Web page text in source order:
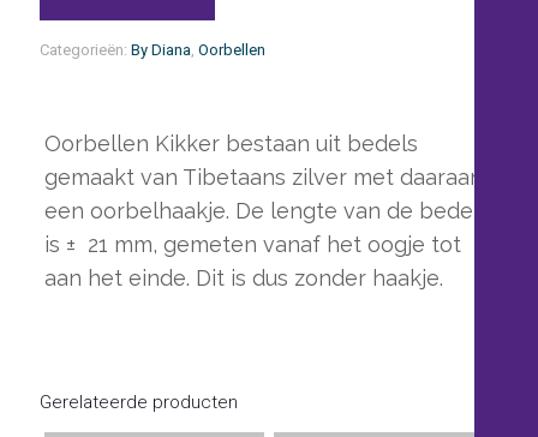
Categorieën: By Diana, Oorbellen
Oorbellen Kikker bestaan uit bedels
gemaakt van Tibetaans zilver met daaraan
een oorbelhaakje. De lengte van de bedel
is ± 21 mm, gemeten vanaf het oogje tot
aan het einde. Dit is dus zonder haakje.
Gerelateerde producten